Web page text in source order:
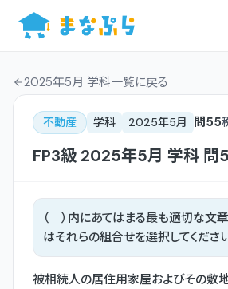
2025年5月 学科一覧に戻る
不動産 学科 2025年5月 問55
FP3級 2025年5月 学科 問
（ ）内にあてはまる最も適切な文
はそれらの組合せを選択してください
被相続人の居住用家屋およびその敷